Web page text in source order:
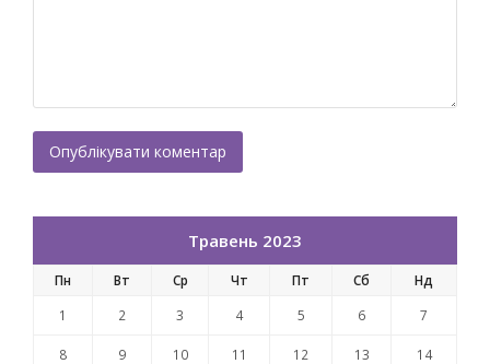
Травень 2023
Пн Вт Ср Чт Пт Сб
Нд
1
2 3 4 5 6 7
8 9 10 11 12 13 14